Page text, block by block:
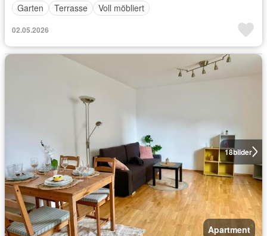
Garten
Terrasse Voll möbliert
02.05.2026
18bilder
Apartment